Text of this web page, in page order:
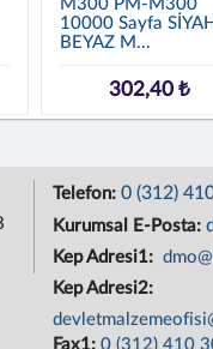
M300 PM-M300
10000 Sayfa
BEYAZ M...
302,40 ₺
Telefon: 0 (312)
Kurumsal E-Posta:
Kep Adresi1:
Kep Adresi2:
Fax1: 0 (312) 410